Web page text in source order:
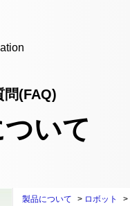
問(FAQ)
いて
製品について > ロボット >